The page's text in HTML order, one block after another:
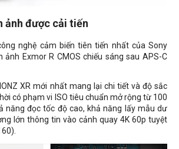
ảnh được cải tiến
nghệ cảm biến tiên tiến nhất của Sony
ảnh Exmor R CMOS chiếu sáng sau APS-C
XR mới nhất mang lại chi tiết và độ sắc
có phạm vi ISO tiêu chuẩn mở rộng từ 100
năng đọc tốc độ cao, khả năng lấy mẫu dư
lớn thông tin vào cảnh quay 4K 60p tuyệt